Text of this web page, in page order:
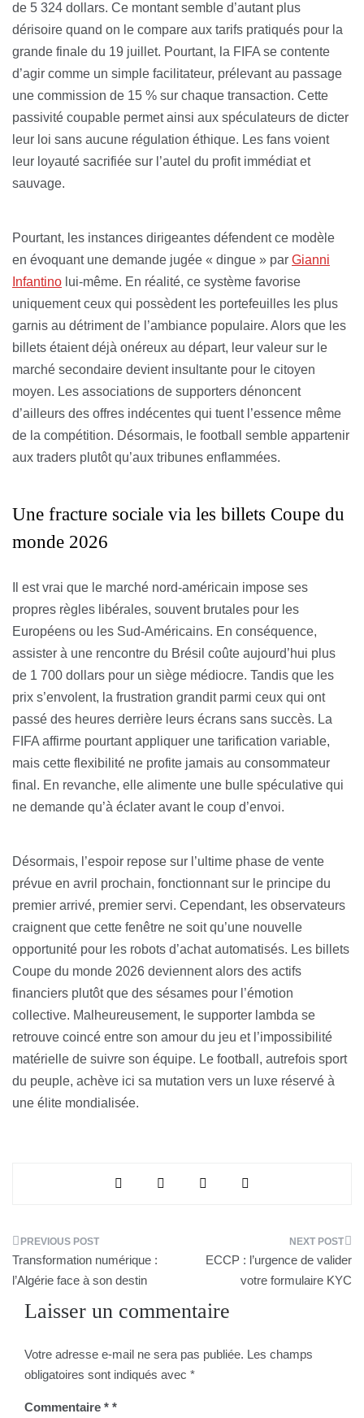
de 5 324 dollars. Ce montant semble d’autant plus
dérisoire quand on le compare aux tarifs pratiqués pour la
grande finale du 19 juillet. Pourtant, la FIFA se contente
d’agir comme un simple facilitateur, prélevant au passage
une commission de 15 % sur chaque transaction. Cette
passivité coupable permet ainsi aux spéculateurs de dicter
leur loi sans aucune régulation éthique. Les fans voient
leur loyauté sacrifiée sur l’autel du profit immédiat et
sauvage.
Pourtant, les instances dirigeantes défendent ce modèle
en évoquant une demande jugée « dingue » par Gianni
Infantino lui-même. En réalité, ce système favorise
uniquement ceux qui possèdent les portefeuilles les plus
garnis au détriment de l’ambiance populaire. Alors que les
billets étaient déjà onéreux au départ, leur valeur sur le
marché secondaire devient insultante pour le citoyen
moyen. Les associations de supporters dénoncent
d’ailleurs des offres indécentes qui tuent l’essence même
de la compétition. Désormais, le football semble appartenir
aux traders plutôt qu’aux tribunes enflammées.
Une fracture sociale via les billets Coupe du
monde 2026
Il est vrai que le marché nord-américain impose ses
propres règles libérales, souvent brutales pour les
Européens ou les Sud-Américains. En conséquence,
assister à une rencontre du Brésil coûte aujourd’hui plus
de 1 700 dollars pour un siège médiocre. Tandis que les
prix s’envolent, la frustration grandit parmi ceux qui ont
passé des heures derrière leurs écrans sans succès. La
FIFA affirme pourtant appliquer une tarification variable,
mais cette flexibilité ne profite jamais au consommateur
final. En revanche, elle alimente une bulle spéculative qui
ne demande qu’à éclater avant le coup d’envoi.
Désormais, l’espoir repose sur l’ultime phase de vente
prévue en avril prochain, fonctionnant sur le principe du
premier arrivé, premier servi. Cependant, les observateurs
craignent que cette fenêtre ne soit qu’une nouvelle
opportunité pour les robots d’achat automatisés. Les billets
Coupe du monde 2026 deviennent alors des actifs
financiers plutôt que des sésames pour l’émotion
collective. Malheureusement, le supporter lambda se
retrouve coincé entre son amour du jeu et l’impossibilité
matérielle de suivre son équipe. Le football, autrefois sport
du peuple, achève ici sa mutation vers un luxe réservé à
une élite mondialisée.
Navigation
de
l’article
Transformation numérique :
l’Algérie face à son destin
ECCP : l’urgence de valider
votre formulaire KYC
Laisser un commentaire
Votre adresse e-mail ne sera pas publiée. Les champs
obligatoires sont indiqués avec *
Commentaire *